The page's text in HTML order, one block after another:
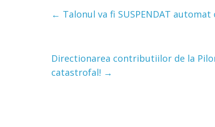
← Talonul va fi SUSPENDAT
Directionarea contributiilor de la
catastrofal! →